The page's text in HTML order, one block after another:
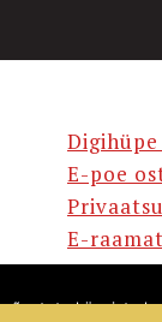
E-poe
E-
küpsiste